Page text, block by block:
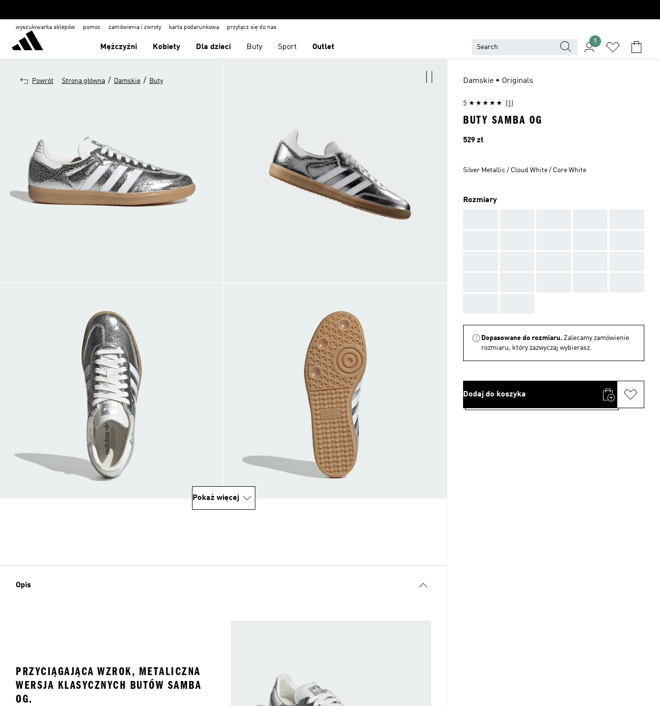
wyszukiwarka sklepów pomoc zamówienia i zwroty karta podarunkowa przyłącz się do nas
Mężczyźni Kobiety Dla dzieci Buty Sport Outlet
1
Powrót Strona główna / Damskie / Buty
Pokaż więcej
Opis
PRZYCIĄGAJĄCA WZROK, METALICZNA
WERSJA KLASYCZNYCH BUTÓW SAMBA
OG.
Damskie • Originals
5 (1)
BUTY SAMBA OG
Cena
529 zł
Silver Metallic / Cloud White / Core White
Rozmiary
Dopasowane do rozmiaru. Zalecamy zamówienie
rozmiaru, który zazwyczaj wybierasz.
Dodaj do koszyka